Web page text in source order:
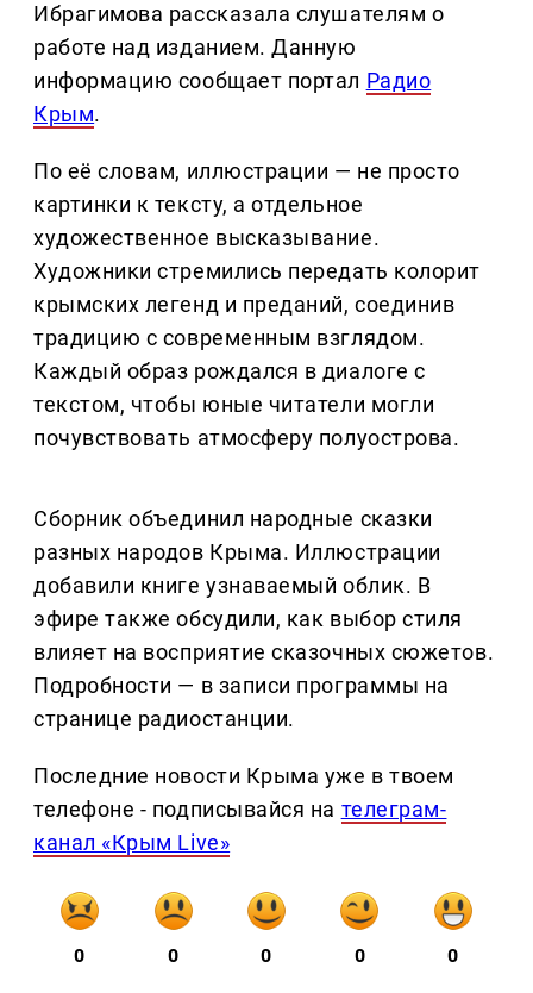
Ибрагимова рассказала слушателям о
работе над изданием. Данную
информацию сообщает портал Радио
Крым.
По её словам, иллюстрации — не просто
картинки к тексту, а отдельное
художественное высказывание.
Художники стремились передать колорит
крымских легенд и преданий, соединив
традицию с современным взглядом.
Каждый образ рождался в диалоге с
текстом, чтобы юные читатели могли
почувствовать атмосферу полуострова.
Сборник объединил народные сказки
разных народов Крыма. Иллюстрации
добавили книге узнаваемый облик. В
эфире также обсудили, как выбор стиля
влияет на восприятие сказочных сюжетов.
Подробности — в записи программы на
странице радиостанции.
Последние новости Крыма уже в твоем
телефоне - подписывайся на телеграм-
канал «Крым Live»
0 0 0 0 0